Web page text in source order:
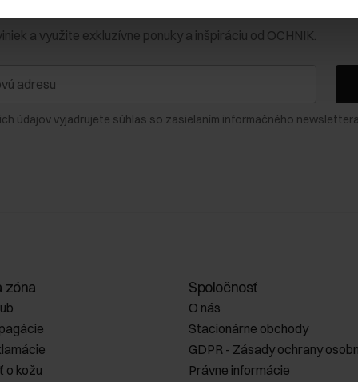
€ na prvý nákup!
a využite exkluzívne ponuky a inšpiráciu od OCHNIK.
údajov vyjadrujete súhlas so zasielaním informačného
zóna
o kožu
Spoločnosť
O nás
Stacionárne obchody
GDPR - Zásady ochrany
Právne informácie